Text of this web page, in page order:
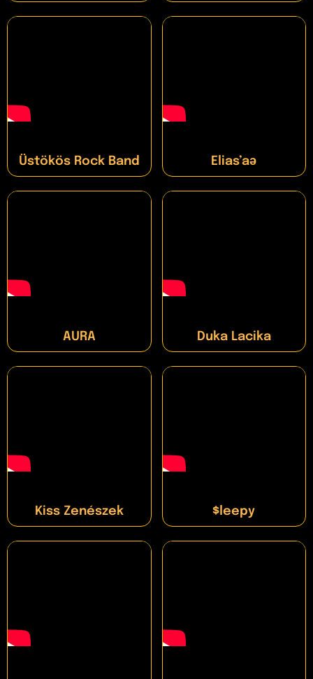
Üstökös Rock Band Elias’aǝ
AURA Duka Lacika
Kiss Zenészek $leepy